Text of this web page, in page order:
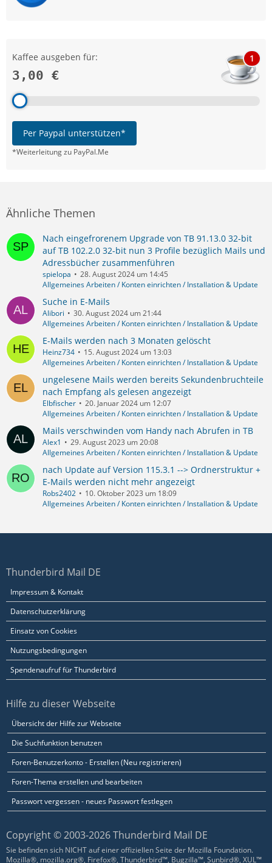
Kaffee ausgeben für:
3,00 €
1
Per Paypal unterstützen*
*Weiterleitung zu PayPal.Me
Ähnliche Themen
Nach eingefrorenem Upgrade von TB 91.13.0 32-bit
auf TB 102.2.0 32-bit nun 3 Profile bezüglich Mails und
Adressbücher zusammenführen
spielopa
28. August 2024 um 14:45
Allgemeines Arbeiten / Konten einrichten / Installation & Update
Suche in E-Mails
Alibori
30. August 2024 um 21:44
Allgemeines Arbeiten / Konten einrichten / Installation & Update
E-Mails werden nach 3 Monaten gelöscht
Heinz734
15. August 2024 um 13:03
Allgemeines Arbeiten / Konten einrichten / Installation & Update
ungelesene Mails werden bereits Sekundenbruchteile
nach Empfang als gelesen angezeigt
Elbfischer
20. Januar 2024 um 12:07
Allgemeines Arbeiten / Konten einrichten / Installation & Update
Mails verschwinden vom Handy nach Abrufen in TB
Alex1
29. August 2023 um 20:08
Allgemeines Arbeiten / Konten einrichten / Installation & Update
nach Update auf Version 115.3.1 --> Ordnerstruktur +
E-Mails werden nicht mehr angezeigt
Robs2402
10. Oktober 2023 um 18:09
Allgemeines Arbeiten / Konten einrichten / Installation & Update
Thunderbird Mail DE
Impressum & Kontakt
Datenschutzerklärung
Einsatz von Cookies
Nutzungsbedingungen
Spendenaufruf für Thunderbird
Hilfe zu dieser Webseite
Übersicht der Hilfe zur Webseite
Die Suchfunktion benutzen
Foren-Benutzerkonto - Erstellen (Neu registrieren)
Foren-Thema erstellen und bearbeiten
Passwort vergessen - neues Passwort festlegen
Copyright © 2003-2026 Thunderbird Mail DE
Sie befinden sich NICHT auf einer offiziellen Seite der Mozilla Foundation.
Mozilla®, mozilla.org®, Firefox®, Thunderbird™, Bugzilla™, Sunbird®, XUL™